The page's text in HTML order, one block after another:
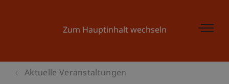
Zum Hauptinhalt wechseln
Aktuelle Veranstaltungen